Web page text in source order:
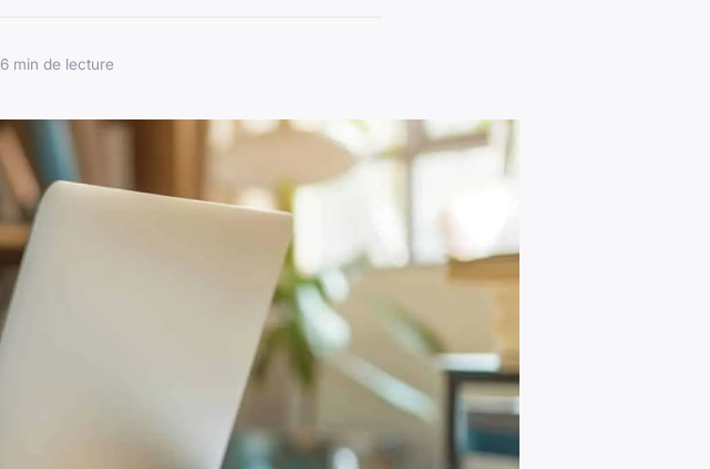
6 min de lecture